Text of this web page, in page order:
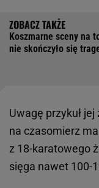
Koszmarne sceny na
nie skończyło się
Uwagę przykuł
na czasomierz
z 18-karatowego
sięga nawet 100-